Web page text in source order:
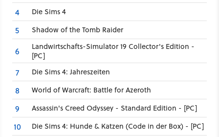
4 Die Sims 4
5 Shadow of the Tomb Raider
6
Landwirtschafts-Simulator 19 Collector's Edition -
[PC]
7 Die Sims 4: Jahreszeiten
8 World of Warcraft: Battle for Azeroth
9 Assassin's Creed Odyssey - Standard Edition - [PC]
10 Die Sims 4: Hunde & Katzen (Code in der Box) - [PC]